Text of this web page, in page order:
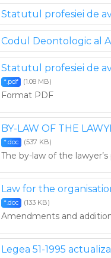
Statutul profesiei de
Codul Deontologic al
Statutul profesiei de
*.pdf (1.08 MB)
Format PDF
BY-LAW OF THE
*.doc (537 KB)
The by-law of the
Law for the
*.doc (133 KB)
Amendments and
Legea 51-1995